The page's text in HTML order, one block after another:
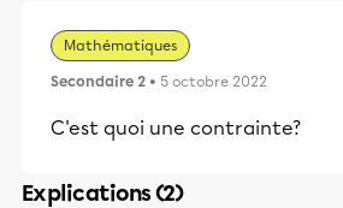
Mathématiques
Secondaire 2 • 5 octobre 2022
C'est quoi une contrainte?
Explications (2)